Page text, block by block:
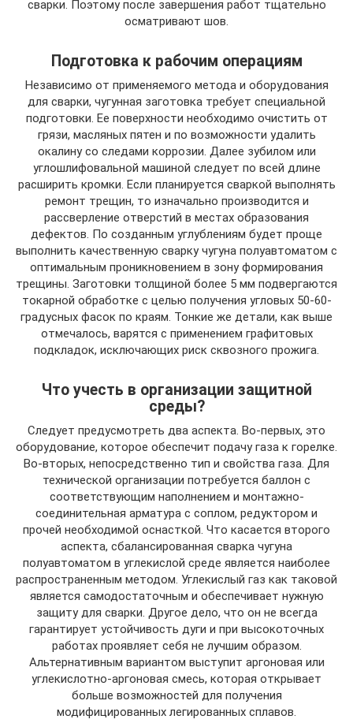
сварки. Поэтому после завершения работ тщательно
осматривают шов.
Подготовка к рабочим операциям
Независимо от применяемого метода и оборудования
для сварки, чугунная заготовка требует специальной
подготовки. Ее поверхности необходимо очистить от
грязи, масляных пятен и по возможности удалить
окалину со следами коррозии. Далее зубилом или
углошлифовальной машиной следует по всей длине
расширить кромки. Если планируется сваркой выполнять
ремонт трещин, то изначально производится и
рассверление отверстий в местах образования
дефектов. По созданным углублениям будет проще
выполнить качественную сварку чугуна полуавтоматом с
оптимальным проникновением в зону формирования
трещины. Заготовки толщиной более 5 мм подвергаются
токарной обработке с целью получения угловых 50-60-
градусных фасок по краям. Тонкие же детали, как выше
отмечалось, варятся с применением графитовых
подкладок, исключающих риск сквозного прожига.
Что учесть в организации защитной
среды?
Следует предусмотреть два аспекта. Во-первых, это
оборудование, которое обеспечит подачу газа к горелке.
Во-вторых, непосредственно тип и свойства газа. Для
технической организации потребуется баллон с
соответствующим наполнением и монтажно-
соединительная арматура с соплом, редуктором и
прочей необходимой оснасткой. Что касается второго
аспекта, сбалансированная сварка чугуна
полуавтоматом в углекислой среде является наиболее
распространенным методом. Углекислый газ как таковой
является самодостаточным и обеспечивает нужную
защиту для сварки. Другое дело, что он не всегда
гарантирует устойчивость дуги и при высокоточных
работах проявляет себя не лучшим образом.
Альтернативным вариантом выступит аргоновая или
углекислотно-аргоновая смесь, которая открывает
больше возможностей для получения
модифицированных легированных сплавов.